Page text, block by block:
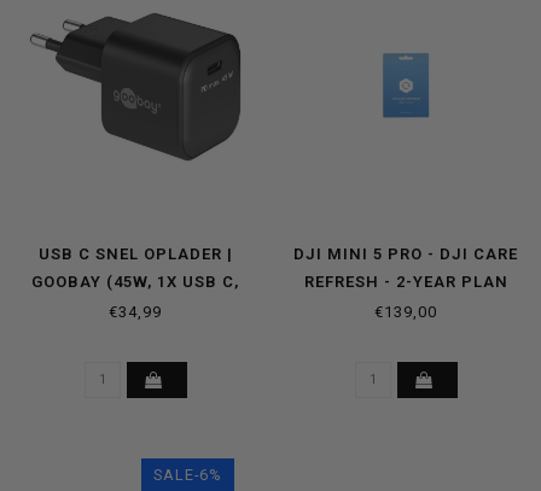
USB C SNEL OPLADER |
GOOBAY (45W, 1X USB C,
GAN, POWER DELIVERY,
€34,99
DJI MINI 5 PRO - DJI CARE
REFRESH - 2-YEAR PLAN
CARD
€139,00
SALE-6%